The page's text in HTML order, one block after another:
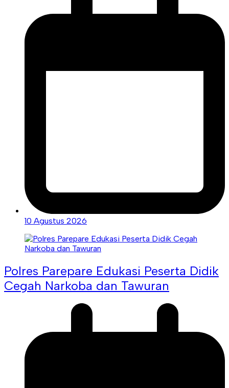
10 Agustus 2026
Polres Parepare Edukasi Peserta Didik
Cegah Narkoba dan Tawuran